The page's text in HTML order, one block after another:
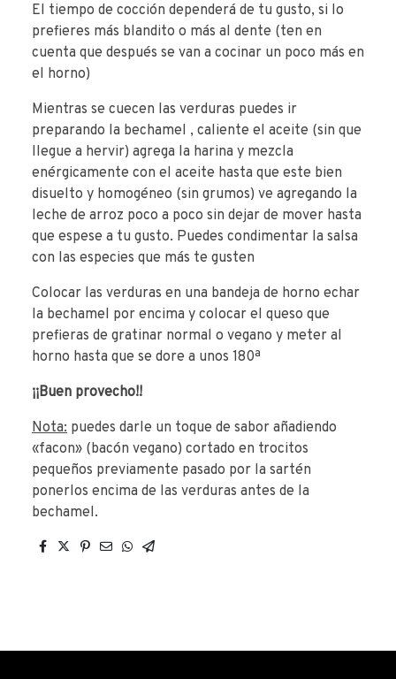
El tiempo de cocción dependerá de tu gusto, si lo
prefieres más blandito o más al dente (ten en
cuenta que después se van a cocinar un poco más en
el horno)
Mientras se cuecen las verduras puedes ir
preparando la bechamel , caliente el aceite (sin que
llegue a hervir) agrega la harina y mezcla
enérgicamente con el aceite hasta que este bien
disuelto y homogéneo (sin grumos) ve agregando la
leche de arroz poco a poco sin dejar de mover hasta
que espese a tu gusto. Puedes condimentar la salsa
con las especies que más te gusten
Colocar las verduras en una bandeja de horno echar
la bechamel por encima y colocar el queso que
prefieras de gratinar normal o vegano y meter al
horno hasta que se dore a unos 180ª
¡¡Buen provecho!!
Nota: puedes darle un toque de sabor añadiendo
«facon» (bacón vegano) cortado en trocitos
pequeños previamente pasado por la sartén
ponerlos encima de las verduras antes de la
bechamel.